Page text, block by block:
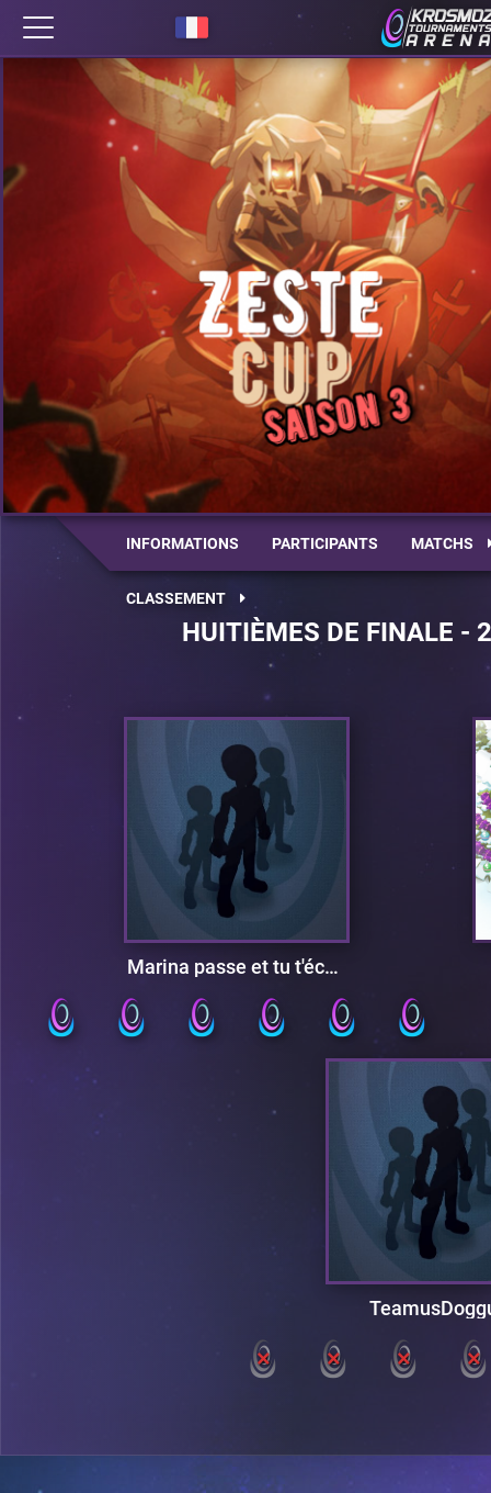
INFORMATIONS PARTICIPANTS MATCHS
CLASSEMENT
HUITIÈMES DE FINALE
Marina passe et tu t'écartes